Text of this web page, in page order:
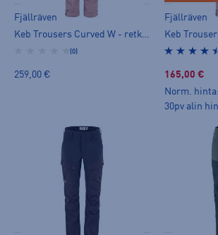
Fjällräven
(0)
259,00 €
Fjällräven
165,00 €
Norm. hinta:
30pv alin